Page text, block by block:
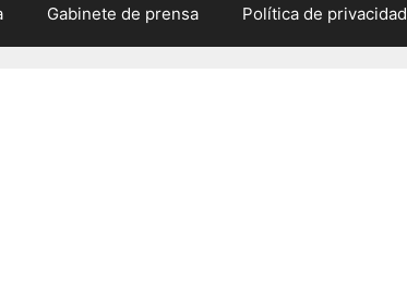
Gabinete de prensa Política de privacidad